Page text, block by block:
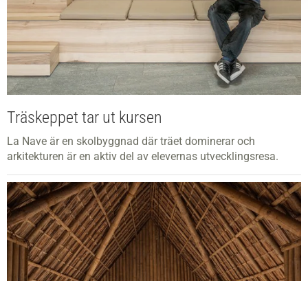
Träskeppet tar ut kursen
La Nave är en skolbyggnad där träet dominerar och
arkitekturen är en aktiv del av elevernas utvecklingsresa.